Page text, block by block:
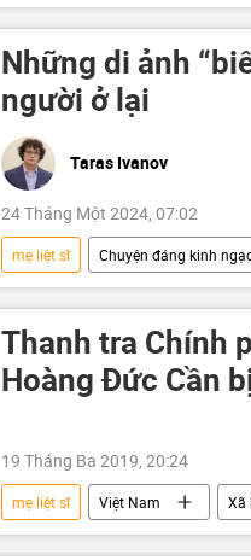
Đường sắt Việt Nam
Những di ảnh
người ở lại
Taras Ivanov
24 Tháng Một 2024, 07:02
mẹ liệt sĩ Chuyện đáng kinh
chiến tranh Việt Nam
thương binh liệt sĩ
liệt sĩ
Thanh tra Chính
Hoàng Đức Cần
19 Tháng Ba 2019, 20:24
mẹ liệt sĩ Việt Nam Xã